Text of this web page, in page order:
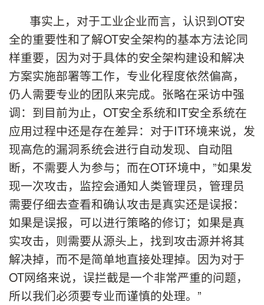
事实上，对于工业企业而言，认识到OT安
全的重要性和了解OT安全架构的基本方法论同
样重要，因为对于具体的安全架构建设和解决
方案实施部署等工作，专业化程度依然偏高，
仍人需要专业的团队来完成。张略在采访中强
调：到目前为止，OT安全系统和IT安全系统在
应用过程中还是存在差异：对于IT环境来说，发
现高危的漏洞系统会进行自动发现、自动阻
断，不需要人为参与；而在OT环境中，”如果发
现一次攻击，监控会通知人类管理员，管理员
需要仔细去查看和确认攻击是真实还是误报：
如果是误报，可以进行策略的修订；如果是真
实攻击，则需要从源头上，找到攻击源并将其
解决掉，而不是简单地直接处理掉。因为对于
OT网络来说，误拦截是一个非常严重的问题，
所以我们必须要专业而谨慎的处理。”